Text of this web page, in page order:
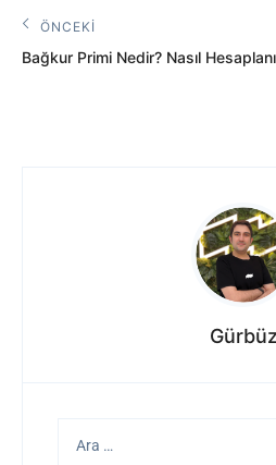
Yazı
gezinmesi
ÖNCEKI
Önceki
Bağkur Primi Nedir? Nasıl
Gürbüz